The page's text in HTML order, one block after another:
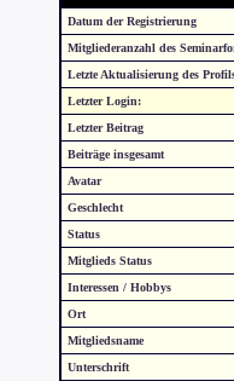
Datum der Registrierung
Mitgliederanzahl des
Letzte Aktualisierung des
Letzter Login:
Letzter Beitrag
Beiträge insgesamt
Avatar
Geschlecht
Status
Mitglieds Status
Interessen / Hobbys
Ort
Mitgliedsname
Unterschrift